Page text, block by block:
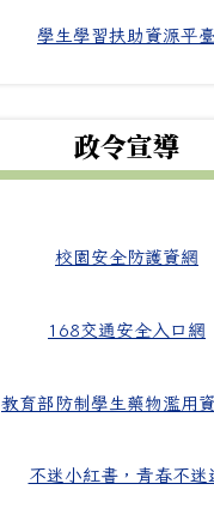
學生學習扶助資源平臺
政令宣導
校園安全防護資網
168交通安全入口網
教育部防制學生藥物濫用
不迷小紅書，青春不迷